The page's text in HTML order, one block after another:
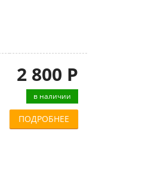
2 800 Р
в наличии
ПОДРОБНЕЕ